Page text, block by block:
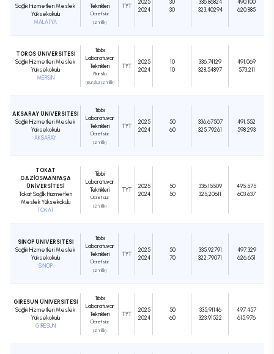
Sağlık Hizmetleri Meslek
Yüksekokulu
MALATYA
Teknikleri
Ücretsiz
(2 Yıllık)
TYT
2025
2024
30
30
336,86824
323,40294
490.100
620.885
TOROS ÜNİVERSİTESİ
Sağlık Hizmetleri Meslek
Yüksekokulu
MERSİN
Tıbbi
Laboratuvar
Teknikleri
Burslu
(Burslu) (2 Yıllık)
TYT
2025
2024
10
10
336,74129
328,54897
491.069
573.211
AKSARAY ÜNİVERSİTESİ
Sağlık Hizmetleri Meslek
Yüksekokulu
AKSARAY
Tıbbi
Laboratuvar
Teknikleri
Ücretsiz
(2 Yıllık)
TYT
2025
2024
50
60
336,67507
325,79261
491.552
598.293
TOKAT
GAZİOSMANPAŞA
ÜNİVERSİTESİ
Tokat Sağlık Hizmetleri
Meslek Yüksekokulu
TOKAT
Tıbbi
Laboratuvar
Teknikleri
Ücretsiz
(2 Yıllık)
TYT
2025
2024
50
50
336,15509
325,20611
495.575
603.637
SİNOP ÜNİVERSİTESİ
Sağlık Hizmetleri Meslek
Yüksekokulu
SİNOP
Tıbbi
Laboratuvar
Teknikleri
Ücretsiz
(2 Yıllık)
TYT
2025
2024
50
70
335,92791
322,79071
497.329
626.651
GİRESUN ÜNİVERSİTESİ
Sağlık Hizmetleri Meslek
Yüksekokulu
GİRESUN
Tıbbi
Laboratuvar
Teknikleri
Ücretsiz
(2 Yıllık)
TYT
2025
2024
50
60
335,91146
323,91522
497.457
615.976